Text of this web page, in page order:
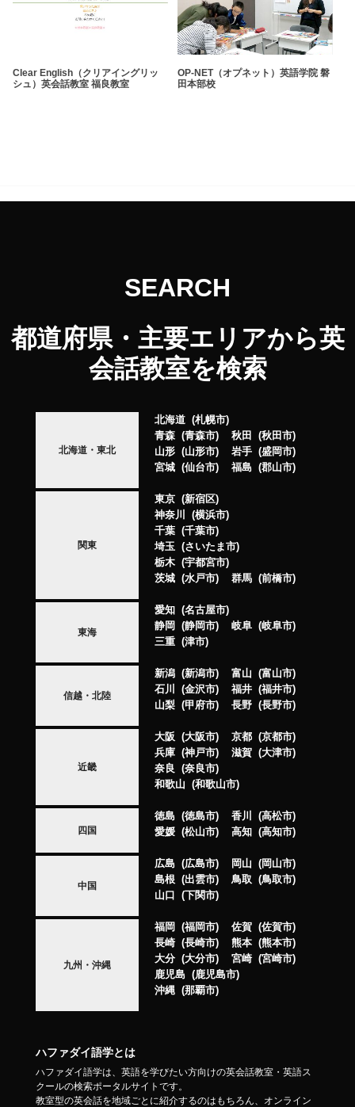
Clear English（クリアイングリッ
シュ）英会話教室 福良教室
OP-NET（オプネット）英語学院 磐
田本部校
SEARCH
都道府県・主要エリアから英
会話教室を検索
北海道・東北
北海道
札幌市
青森
青森市 秋田
秋田市
山形
山形市 岩手
盛岡市
宮城
仙台市 福島 郡山市
関東
東京
新宿区
神奈川
横浜市
千葉
千葉市
埼玉
さいたま市
栃木
宇都宮市
茨城
水戸市 群馬 前橋市
東海
愛知
名古屋市
静岡
静岡市 岐阜
岐阜市
三重
津市
信越・北陸
新潟 新潟市 富山
富山市
石川
金沢市 福井
福井市
山梨
甲府市 長野 長野市
近畿
大阪 大阪市 京都
京都市
兵庫
神戸市 滋賀
大津市
奈良
奈良市
和歌山
和歌山市
四国
徳島 徳島市 香川
高松市
愛媛
松山市 高知 高知市
中国
広島 広島市 岡山
岡山市
島根
出雲市 鳥取
鳥取市
山口
下関市
九州・沖縄
福岡 福岡市 佐賀
佐賀市
長崎
長崎市 熊本
熊本市
大分
大分市 宮崎
宮崎市
鹿児島
鹿児島市
沖縄
那覇市
ハファダイ語学とは
ハファダイ語学は、英語を学びたい方向けの英会話教室・英語ス
クールの検索ポータルサイトです。
教室型の英会話を地域ごとに紹介するのはもちろん、オンライン